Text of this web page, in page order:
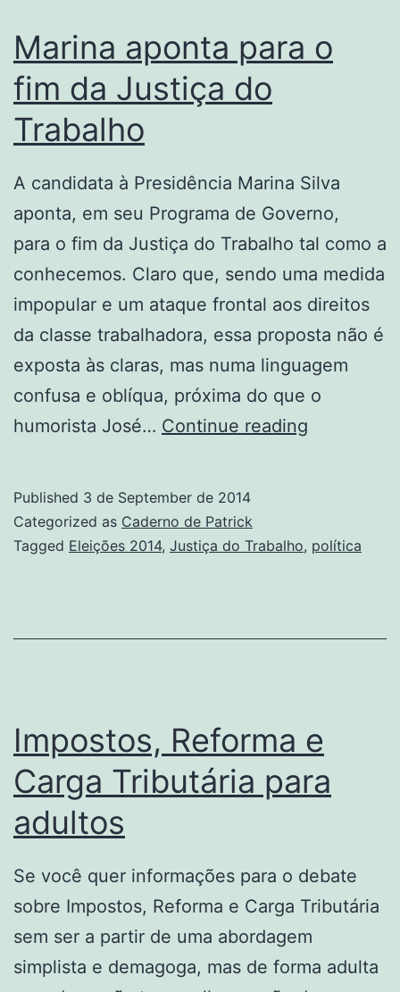
Marina aponta para o
fim da Justiça do
Trabalho
A candidata à Presidência Marina Silva
aponta, em seu Programa de Governo,
para o fim da Justiça do Trabalho tal como a
conhecemos. Claro que, sendo uma medida
impopular e um ataque frontal aos direitos
da classe trabalhadora, essa proposta não é
exposta às claras, mas numa linguagem
confusa e oblíqua, próxima do que o
humorista José… Continue reading
fim
do
Published 3 de September de 2014
Categorized as Caderno de Patrick
Tagged Eleições 2014, Justiça do Trabalho, política
Impostos, Reforma e
Carga Tributária para
adultos
Se você quer informações para o debate
sobre Impostos, Reforma e Carga Tributária
sem ser a partir de uma abordagem
simplista e demagoga, mas de forma adulta